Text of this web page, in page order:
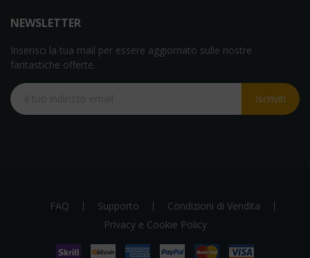
NEWSLETTER
Inserisci la tua mail per essere aggiornato sulle nostre
fantastiche offerte.
Iscriviti
FAQ Supporto
Condizioni di Vendita
Privacy e Cookie Policy